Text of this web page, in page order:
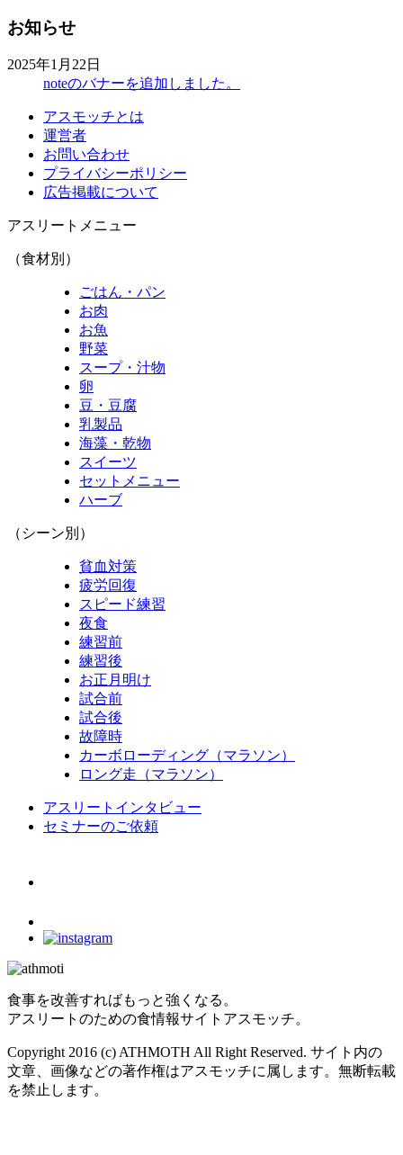
お知らせ
2025年1月22日
noteのバナーを追加しました。
アスモッチとは
運営者
お問い合わせ
プライバシーポリシー
広告掲載について
アスリートメニュー
（食材別）
ごはん・パン
お肉
お魚
野菜
スープ・汁物
卵
豆・豆腐
乳製品
海藻・乾物
スイーツ
セットメニュー
ハーブ
（シーン別）
貧血対策
疲労回復
スピード練習
夜食
練習前
練習後
お正月明け
試合前
試合後
故障時
カーボローディング（マラソン）
ロング走（マラソン）
アスリートインタビュー
セミナーのご依頼
食事を改善すればもっと強くなる。
アスリートのための食情報サイトアスモッチ。
Copyright 2016 (c) ATHMOTH All Right Reserved. サイト内の
文章、画像などの著作権はアスモッチに属します。無断転載
を禁止します。